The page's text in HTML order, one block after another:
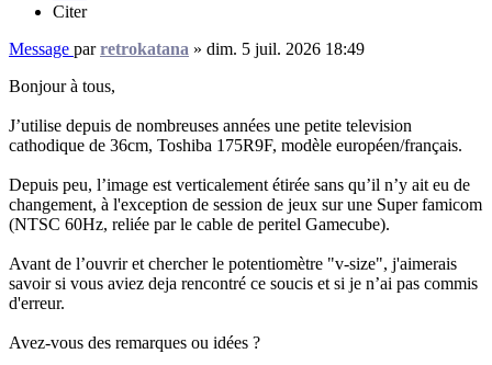
Citer
Message parretrokatana » dim. 5 juil. 2026 18:49
Bonjour à tous,
J’utilise depuis de nombreuses années une petite television
cathodique de 36cm, Toshiba 175R9F, modèle européen/français.
Depuis peu, l’image est verticalement étirée sans qu’il n’y ait eu de
changement, à l'exception de session de jeux sur une Super famicom
(NTSC 60Hz, reliée par le cable de peritel Gamecube).
Avant de l’ouvrir et chercher le potentiomètre "v-size", j'aimerais
savoir si vous aviez deja rencontré ce soucis et si je n’ai pas commis
d'erreur.
Avez-vous des remarques ou idées ?